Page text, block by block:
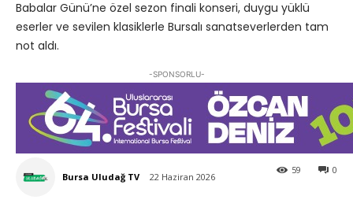
Babalar Günü’ne özel sezon finali konseri, duygu yüklü
eserler ve sevilen klasiklerle Bursalı sanatseverlerden tam
not aldı.
-SPONSORLU-
Bursa Uludağ TV 22 Haziran 2026
0
59